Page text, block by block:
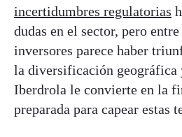
incertidumbres regulatorias
dudas en el sector, pero
inversores parece haber
la diversificación geográfica
Iberdrola le convierte en la
preparada para capear estas